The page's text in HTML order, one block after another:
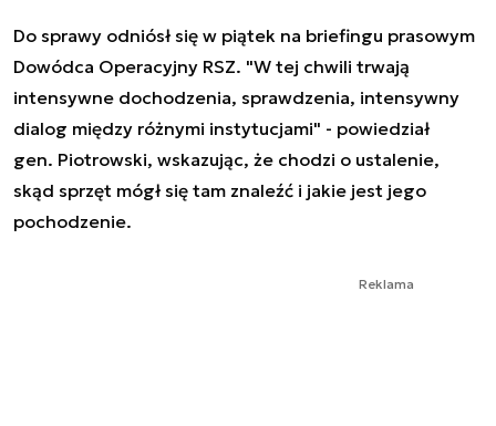
Do sprawy odniósł się w piątek na briefingu prasowym
Dowódca Operacyjny RSZ. "W tej chwili trwają
intensywne dochodzenia, sprawdzenia, intensywny
dialog między różnymi instytucjami" - powiedział
gen. Piotrowski, wskazując, że chodzi o ustalenie,
skąd sprzęt mógł się tam znaleźć i jakie jest jego
pochodzenie.
Reklama